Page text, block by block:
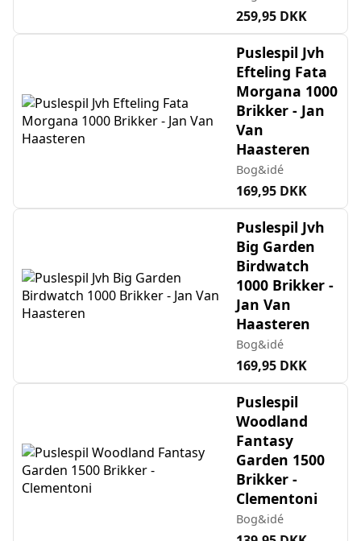
259,95 DKK
Puslespil Jvh
Efteling Fata
Morgana 1000
Brikker - Jan
Van
Haasteren
Bog&idé
169,95 DKK
Puslespil Jvh
Big Garden
Birdwatch
1000 Brikker -
Jan Van
Haasteren
Bog&idé
169,95 DKK
Puslespil
Woodland
Fantasy
Garden 1500
Brikker -
Clementoni
Bog&idé